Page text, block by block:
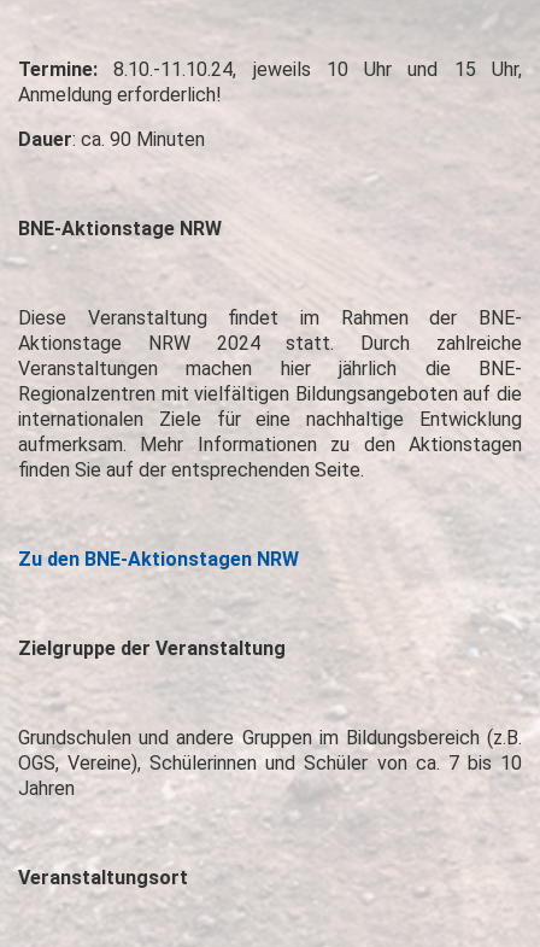
Termine: 8.10.-11.10.24, jeweils 10 Uhr und 15 Uhr,
Anmeldung erforderlich!
Dauer: ca. 90 Minuten
BNE-Aktionstage NRW
Diese Veranstaltung findet im Rahmen der BNE-
Aktionstage NRW 2024 statt. Durch zahlreiche
Veranstaltungen machen hier jährlich die BNE-
Regionalzentren mit vielfältigen Bildungsangeboten auf die
internationalen Ziele für eine nachhaltige Entwicklung
aufmerksam. Mehr Informationen zu den Aktionstagen
finden Sie auf der entsprechenden Seite.
Zu den BNE-Aktionstagen NRW
Zielgruppe der Veranstaltung
Grundschulen und andere Gruppen im Bildungsbereich (z.B.
OGS, Vereine), Schülerinnen und Schüler von ca. 7 bis 10
Jahren
Veranstaltungsort